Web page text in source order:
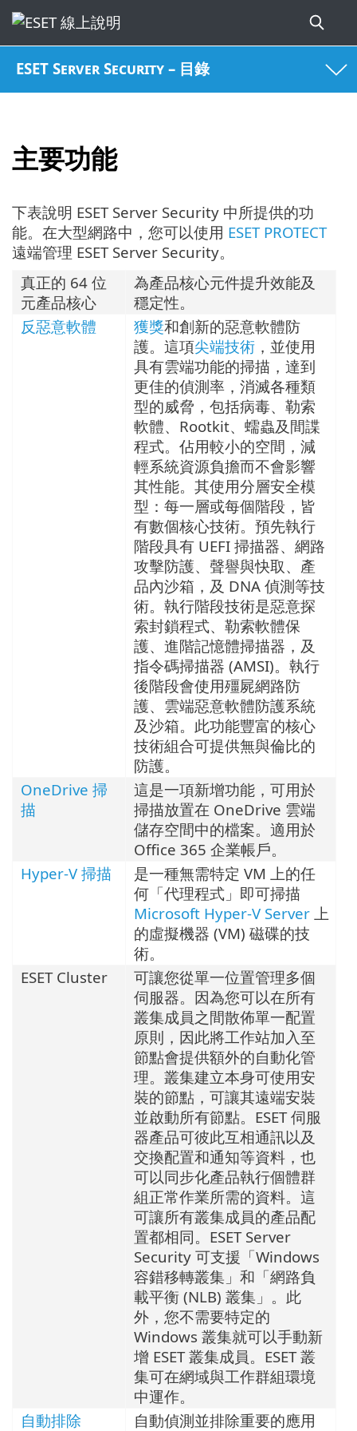
ESET Server Security – 目錄
主要功能
下表說明 ESET Server Security 中所提供的功
能。在大型網路中，您可以使用 ESET PROTECT
遠端管理 ESET Server Security。
真正的 64 位
元產品核心
為產品核心元件提升效能及
穩定性。
反惡意軟體
獲獎和創新的惡意軟體防
護。這項尖端技術 ，並使用
具有雲端功能的掃描，達到
更佳的偵測率，消滅各種類
型的威脅，包括病毒、勒索
軟體、Rootkit、蠕蟲及間諜
程式。佔用較小的空間，減
輕系統資源負擔而不會影響
其性能。其使用分層安全模
型：每一層或每個階段，皆
有數個核心技術。預先執行
階段具有 UEFI 掃描器、網路
攻擊防護、聲譽與快取、產
品內沙箱，及 DNA 偵測等技
術。執行階段技術是惡意探
索封鎖程式、勒索軟體保
護、進階記憶體掃描器，及
指令碼掃描器 (AMSI)。執行
後階段會使用殭屍網路防
護、雲端惡意軟體防護系統
及沙箱。此功能豐富的核心
技術組合可提供無與倫比的
防護。
OneDrive 掃
描
這是一項新增功能，可用於
掃描放置在 OneDrive 雲端
儲存空間中的檔案。適用於
Office 365 企業帳戶。
Hyper-V 掃描
是一種無需特定 VM 上的任
何「代理程式」即可掃描
Microsoft Hyper-V Server 上
的虛擬機器 (VM) 磁碟的技
術。
ESET Cluster
可讓您從單一位置管理多個
伺服器。因為您可以在所有
叢集成員之間散佈單一配置
原則，因此將工作站加入至
節點會提供額外的自動化管
理。叢集建立本身可使用安
裝的節點，可讓其遠端安裝
並啟動所有節點。ESET 伺服
器產品可彼此互相通訊以及
交換配置和通知等資料，也
可以同步化產品執行個體群
組正常作業所需的資料。這
可讓所有叢集成員的產品配
置都相同。ESET Server
Security 可支援「Windows
容錯移轉叢集」和「網路負
載平衡 (NLB) 叢集」。此
外，您不需要特定的
Windows 叢集就可以手動新
增 ESET 叢集成員。ESET 叢
集可在網域與工作群組環境
中運作。
自動排除
自動偵測並排除重要的應用